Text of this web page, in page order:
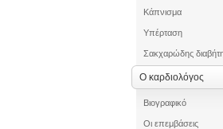
Κάπνισμα
Υπέρταση
Σακχαρώδης
Ο καρδιολόγος
Βιογραφικό
Οι επεμβάσεις